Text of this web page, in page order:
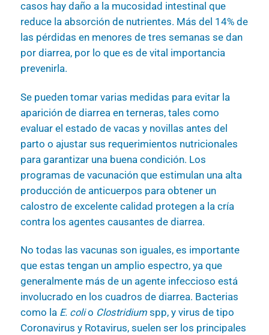
casos hay daño a la mucosidad intestinal que
reduce la absorción de nutrientes. Más del 14% de
las pérdidas en menores de tres semanas se dan
por diarrea, por lo que es de vital importancia
prevenirla.
Se pueden tomar varias medidas para evitar la
aparición de diarrea en terneras, tales como
evaluar el estado de vacas y novillas antes del
parto o ajustar sus requerimientos nutricionales
para garantizar una buena condición. Los
programas de vacunación que estimulan una alta
producción de anticuerpos para obtener un
calostro de excelente calidad protegen a la cría
contra los agentes causantes de diarrea.
No todas las vacunas son iguales, es importante
que estas tengan un amplio espectro, ya que
generalmente más de un agente infeccioso está
involucrado en los cuadros de diarrea. Bacterias
como la E. colio Clostridium spp, y virus de tipo
Coronavirus y Rotavirus, suelen ser los principales